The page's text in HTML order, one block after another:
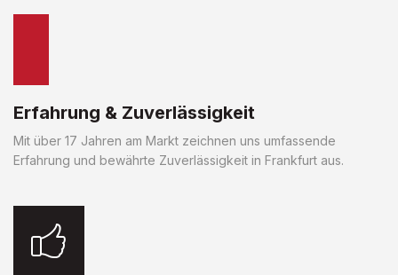
Erfahrung & Zuverlässigkeit
Mit über 17 Jahren am Markt zeichnen uns umfassende
Erfahrung und bewährte Zuverlässigkeit in Frankfurt aus.